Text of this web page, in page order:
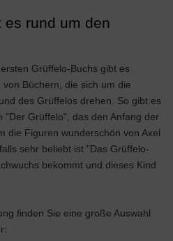
es rund um den
Grüffelo-Buchs gibt es
Büchern, die sich um die
des Grüffelos drehen. So gibt es
"Der Grüffelo", das den Anfang der
die Figuren wunderschön von Axel
sehr beliebt ist "Das Grüffelo-
bekommt und dieses Kind
finden Sie eine große Auswahl